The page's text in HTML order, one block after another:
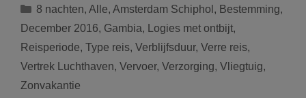
naar
Kololi
(Gambia):
9
dagen
Categorieën
8 nachten, Alle, Amsterdam Schiphol , Bestemming,
December 2016, Gambia, Logies met ontbijt,
Reisperiode, Type reis, Verblijfsduur, Verre reis,
Vertrek Luchthaven, Vervoer, Verzorging, Vliegtuig,
Zonvakantie